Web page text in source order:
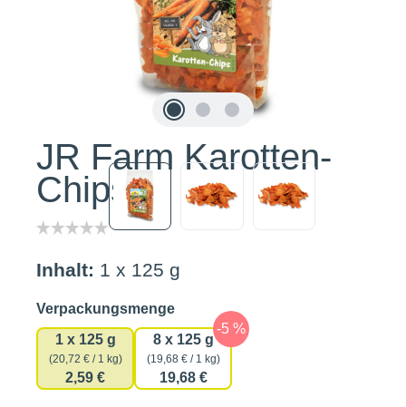
JR Farm Karotten-
Chips
Inhalt: 1 x 125 g
Verpackungsmengeauswählen
1 x 125 g
(20,72 € / 1 kg)
2,59 €
8 x 125 g
(19,68 € / 1 kg)
19,68 €